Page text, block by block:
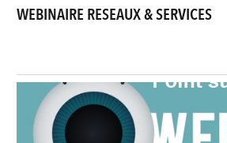
WEBINAIRE RESEAUX & SERVICES